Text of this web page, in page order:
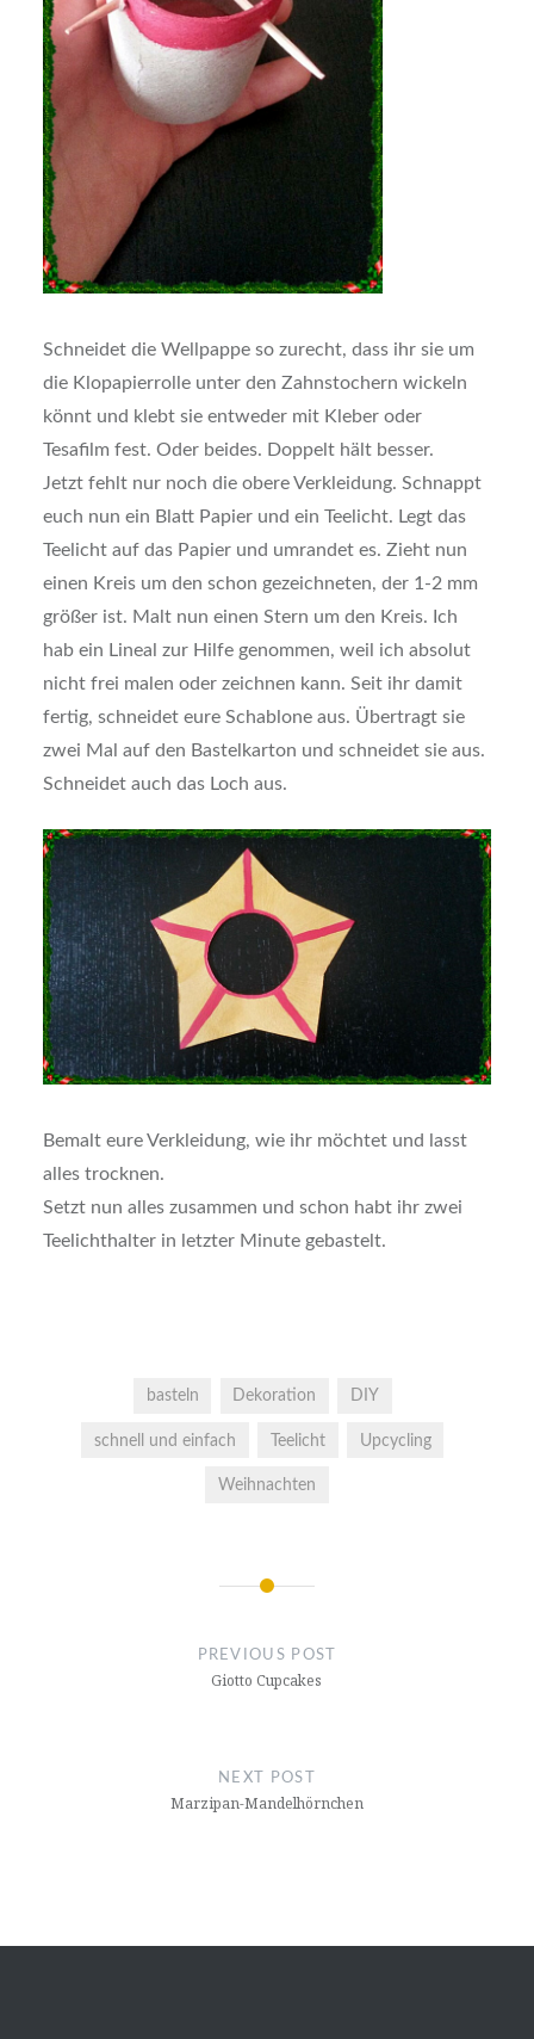
Schneidet die Wellpappe so zurecht, dass ihr sie um
die Klopapierrolle unter den Zahnstochern wickeln
könnt und klebt sie entweder mit Kleber oder
Tesafilm fest. Oder beides. Doppelt hält besser.
Jetzt fehlt nur noch die obere Verkleidung. Schnappt
euch nun ein Blatt Papier und ein Teelicht. Legt das
Teelicht auf das Papier und umrandet es. Zieht nun
einen Kreis um den schon gezeichneten, der 1-2 mm
größer ist. Malt nun einen Stern um den Kreis. Ich
hab ein Lineal zur Hilfe genommen, weil ich absolut
nicht frei malen oder zeichnen kann. Seit ihr damit
fertig, schneidet eure Schablone aus. Übertragt sie
zwei Mal auf den Bastelkarton und schneidet sie aus.
Schneidet auch das Loch aus.
Bemalt eure Verkleidung, wie ihr möchtet und lasst
alles trocknen.
Setzt nun alles zusammen und schon habt ihr zwei
Teelichthalter in letzter Minute gebastelt.
basteln Dekoration DIY
schnell und einfach Teelicht Upcycling
Weihnachten
PREVIOUS POST
Giotto Cupcakes
NEXT POST
Marzipan-Mandelhörnchen